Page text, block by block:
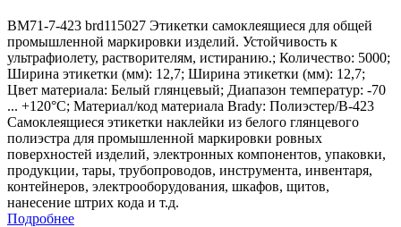
BM71-7-423 brd115027 Этикетки самоклеящиеся для общей
промышленной маркировки изделий. Устойчивость к
ультрафиолету, растворителям, истиранию.; Количество: 5000;
Ширина этикетки (мм): 12,7; Ширина этикетки (мм): 12,7;
Цвет материала: Белый глянцевый; Диапазон температур: -70
... +120°С; Материал/код материала Brady: Полиэстер/В-423
Самоклеящиеся этикетки наклейки из белого глянцевого
полиэстра для промышленной маркировки ровных
поверхностей изделий, электронных компонентов, упаковки,
продукции, тары, трубопроводов, инструмента, инвентаря,
контейнеров, электрооборудования, шкафов, щитов,
нанесение штрих кода и т.д.
Подробнее